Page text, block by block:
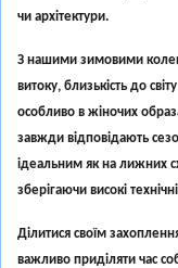
чи архітектури.
З нашими зимовими
витоку, близькість до
особливо в жіночих
завжди відповідають
ідеальним як на лижних
зберігаючи високі
Ділитися своїм
важливо приділяти час